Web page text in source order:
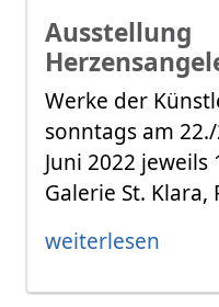
Ausstellung
Werke der
sonntags am
Juni 2022 jeweils
Galerie St. Klara,
weiterlesen